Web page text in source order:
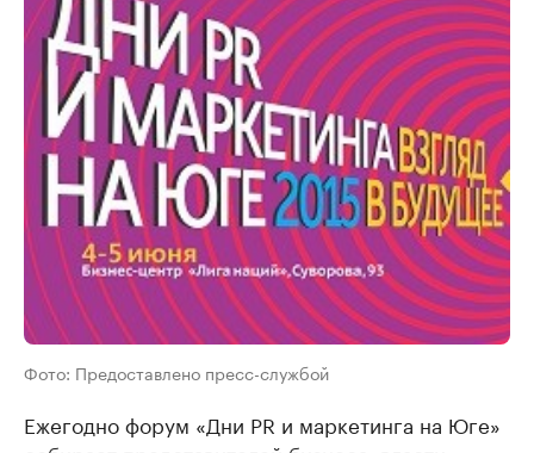
Фото: Предоставлено пресс-службой
Ежегодно форум «Дни PR и маркетинга на Юге»